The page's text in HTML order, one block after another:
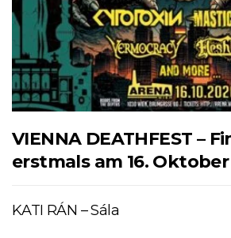
VIENNA DEATHFEST –
erstmals am 16.
KATI RÁN – Sála